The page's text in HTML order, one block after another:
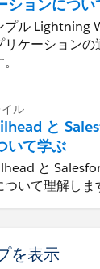
ションについ
プル Lightning
リケーション
イル
と
いて学ぶ
と
ついて理解しま
を表示